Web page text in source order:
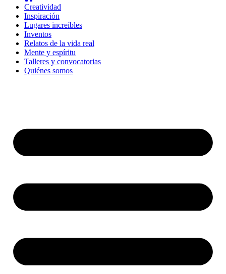
Creatividad
Inspiración
Lugares increíbles
Inventos
Relatos de la vida real
Mente y espíritu
Talleres y convocatorias
Quiénes somos